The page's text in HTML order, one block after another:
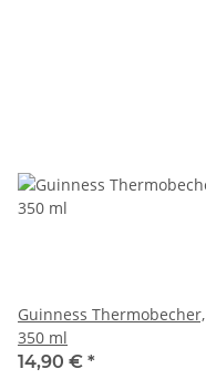
Guinness Thermobecher,
350 ml
14,90 € *